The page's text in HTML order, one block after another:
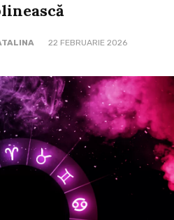
22 FEBRUARIE 2026